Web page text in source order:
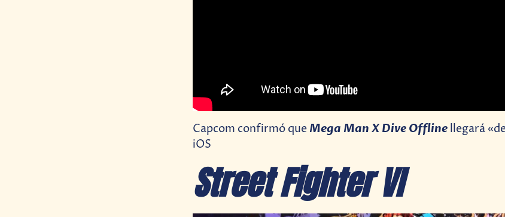
Capcom confirmó queMega Man X Dive Offline llegará
iOS
Street Fighter VI